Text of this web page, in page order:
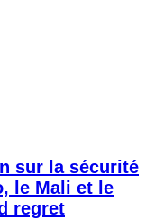
sur la sécurité
le Mali et le
regret